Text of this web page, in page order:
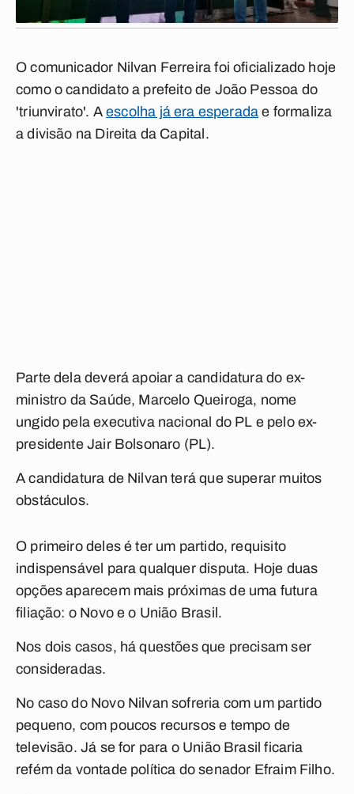
O comunicador Nilvan Ferreira foi oficializado hoje
como o candidato a prefeito de João Pessoa do
'triunvirato'. Aescolha já era esperada e formaliza
a divisão na Direita da Capital.
Parte dela deverá apoiar a candidatura do ex-
ministro da Saúde, Marcelo Queiroga, nome
ungido pela executiva nacional do PL e pelo ex-
presidente Jair Bolsonaro (PL).
A candidatura de Nilvan terá que superar muitos
obstáculos.
O primeiro deles é ter um partido, requisito
indispensável para qualquer disputa. Hoje duas
opções aparecem mais próximas de uma futura
filiação: o Novo e o União Brasil.
Nos dois casos, há questões que precisam ser
consideradas.
No caso do Novo Nilvan sofreria com um partido
pequeno, com poucos recursos e tempo de
televisão. Já se for para o União Brasil ficaria
refém da vontade política do senador Efraim Filho.